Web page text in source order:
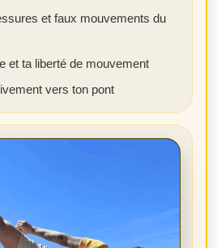
et faux mouvements du
et ta liberté de mouvement
vers ton pont